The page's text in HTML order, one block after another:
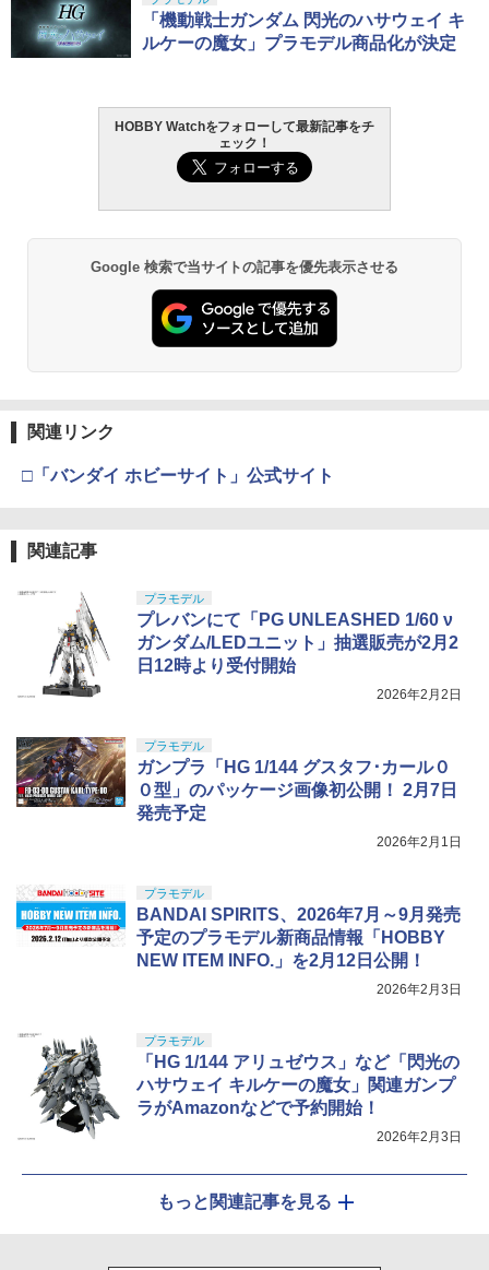
「機動戦士ガンダム 閃光のハサウェイ キ
ルケーの魔女」プラモデル商品化が決定
HOBBY Watchをフォローして最新記事をチ
ェック！
Google 検索で当サイトの記事を優先表示させる
関連リンク
□「バンダイ ホビーサイト」公式サイト
関連記事
プラモデル
プレバンにて「PG UNLEASHED 1/60 ν
ガンダム/LEDユニット」抽選販売が2月2
日12時より受付開始
2026年2月2日
プラモデル
ガンプラ「HG 1/144 グスタフ･カール０
０型」のパッケージ画像初公開！ 2月7日
発売予定
2026年2月1日
プラモデル
BANDAI SPIRITS、2026年7月～9月発売
予定のプラモデル新商品情報「HOBBY
NEW ITEM INFO.」を2月12日公開！
2026年2月3日
プラモデル
「HG 1/144 アリュゼウス」など「閃光の
ハサウェイ キルケーの魔女」関連ガンプ
ラがAmazonなどで予約開始！
2026年2月3日
もっと関連記事を見る